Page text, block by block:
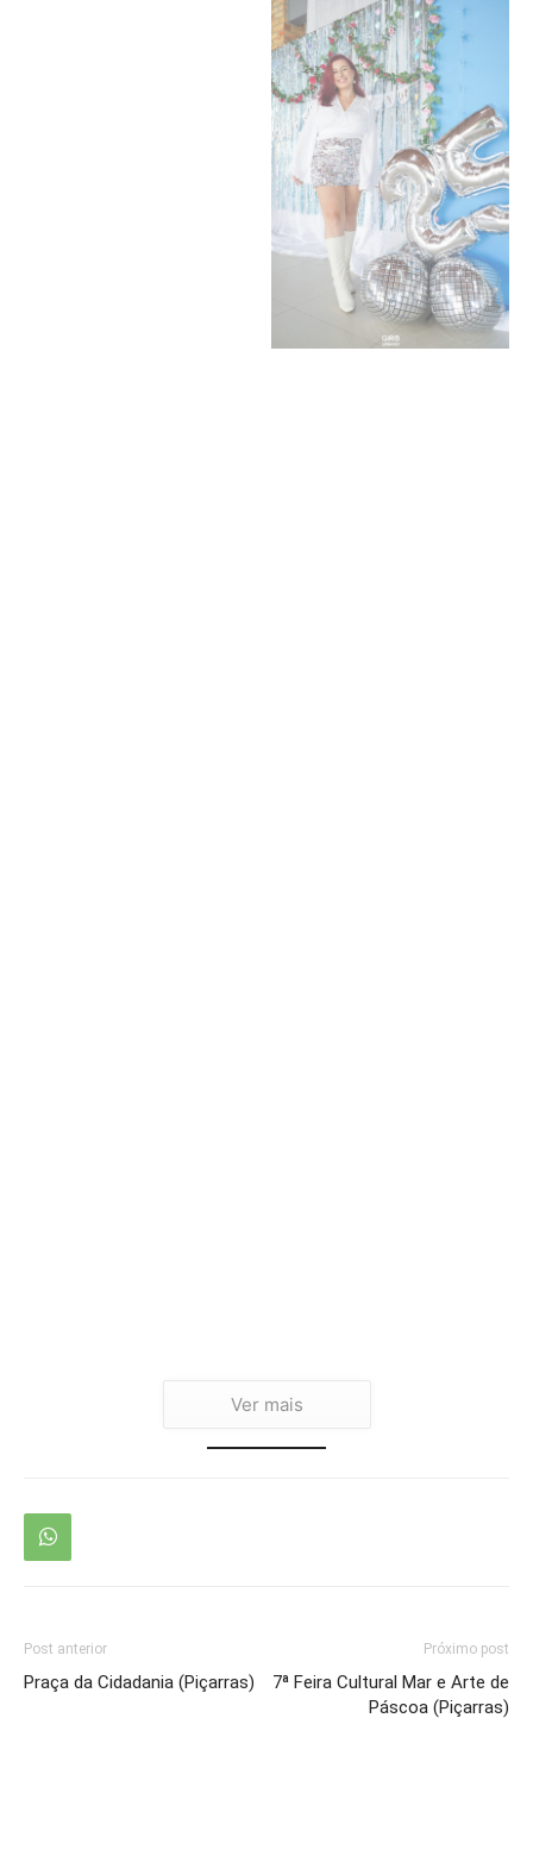
Ver mais
Post anterior
Praça da Cidadania (Piçarras)
Próximo post
7ª Feira Cultural Mar e Arte de
Páscoa (Piçarras)